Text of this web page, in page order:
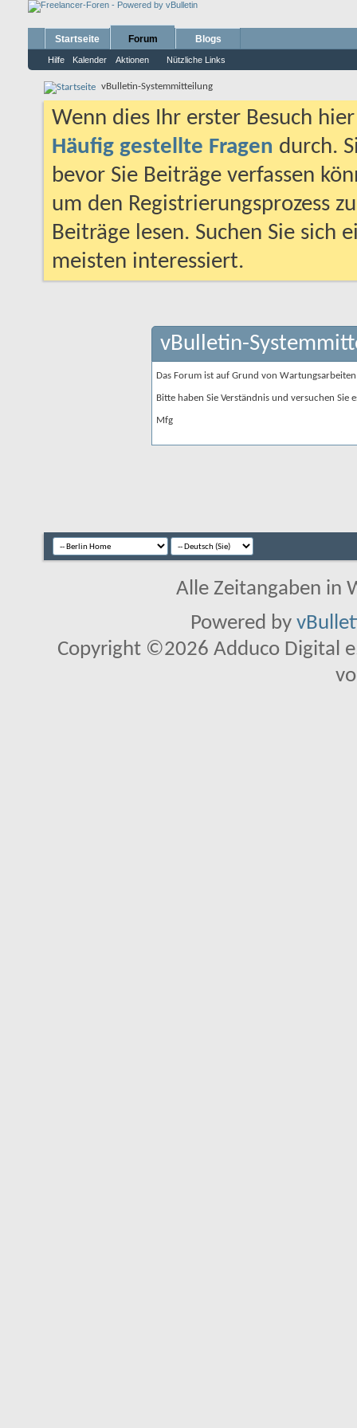
Startseite Forum
Hilfe Kalender Aktionen Nützliche Links
Blogs
vBulletin-Systemmitteilung
Wenn dies Ihr erster Besuch
Häufig gestellte Fragen durch.
bevor Sie Beiträge verfassen
um den Registrierungsprozess
Beiträge lesen. Suchen Sie sich
meisten interessiert.
vBulletin-
Das Forum ist auf Grund von
Bitte haben Sie Verständnis und versuchen Sie
Mfg
Alle Zeitangaben in
Powered by
Copyright ©2026 Adduco Digital